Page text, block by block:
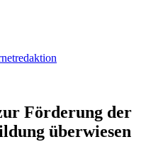
För­derung der
überwiesen